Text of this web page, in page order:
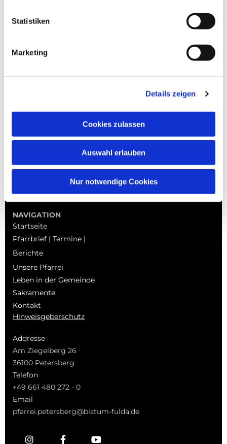
Statistiken
Marketing
Details zeigen
Cookies zulassen
Auswahl erlauben
Nur notwendige Cookies
NAVIGATION
Startseite
Pfarrbrief | Termine |
Berichte
Unsere Pfarrei
Leben in der Gemeinde
Sakramente
Kontakt
Hinweisgeberschutz
Addresse
Am Ziegelberg 26
36100 Petersberg
Telefon
+49 661 480 272 - 0
Email
pfarrei.petersberg@bistum-fulda.de